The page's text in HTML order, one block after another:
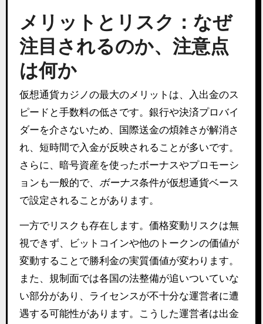
メリットとリスク：なぜ
注目されるのか、注意点
は何か
仮想通貨カジノの最大のメリットは、入出金のス
ピードと手数料の低さです。銀行や決済プロバイ
ダーを介さないため、国際送金の煩雑さが解消さ
れ、短時間で入金が反映されることが多いです。
さらに、暗号資産を使ったボーナスやプロモーシ
ョンも一般的で、 ボーナス条件が仮想通貨ベース
で設定されることがあります。
一方でリスクも存在します。価格変動リスクは無
視できず、ビットコインや他のトークンの価値が
変動することで勝利金の実質価値が変わります。
また、規制面では各国の法整備が追いついていな
い部分があり、ライセンスが不十分な運営者に遭
遇する可能性があります。こうした運営者は出金